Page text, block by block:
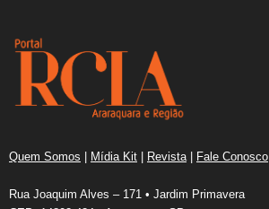
Quem Somos | Mídia Kit | Revista | Fale Conosco
Rua Joaquim Alves – 171 • Jardim Primavera